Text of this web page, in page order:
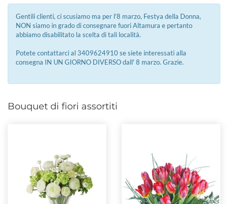
Gentili clienti, ci scusiamo ma per l'8 marzo, Festya della Donna,
NON siamo in grado di consegnare fuori Altamura e pertanto
abbiamo disabilitato la scelta di tali località.
Potete contattarci al 3409624910 se siete interessati alla
consegna IN UN GIORNO DIVERSO dall' 8 marzo. Grazie.
Bouquet di fiori assortiti